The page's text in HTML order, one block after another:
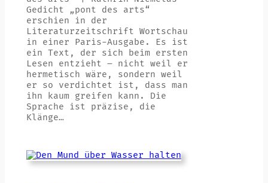
Gedicht „pont des arts“
erschien in der
Literaturzeitschrift Wortschau
in einer Paris-Ausgabe. Es ist
ein Text, der sich beim ersten
Lesen entzieht – nicht weil er
hermetisch wäre, sondern weil
er so verdichtet ist, dass man
ihn kaum greifen kann. Die
Sprache ist präzise, die
Klänge…